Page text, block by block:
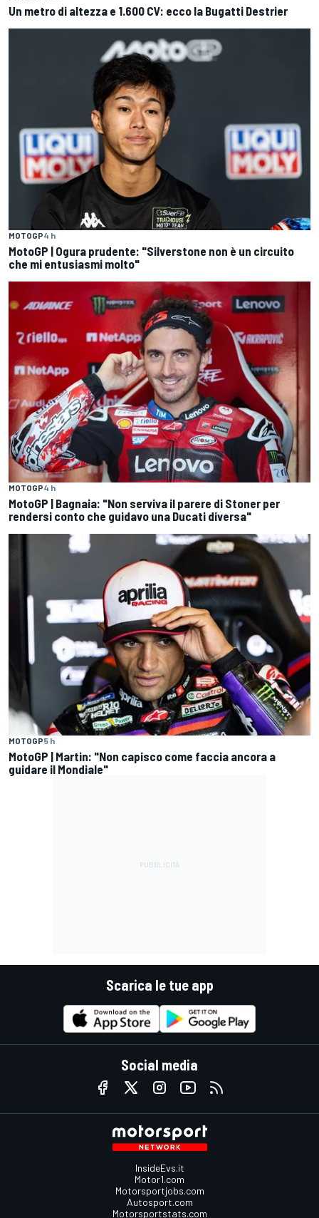
Un metro di altezza e 1.600 CV: ecco la Bugatti Destrier
MOTOGP4 h
MotoGP | Ogura prudente: "Silverstone non è un circuito
che mi entusiasmi molto"
MOTOGP4 h
MotoGP | Bagnaia: "Non serviva il parere di Stoner per
rendersi conto che guidavo una Ducati diversa"
MOTOGP5 h
MotoGP | Martin: "Non capisco come faccia ancora a
guidare il Mondiale"
Scarica le tue app
Social media
InsideEvs.it
Motor1.com
Motorsportjobs.com
Autosport.com
Motorsportstats.com